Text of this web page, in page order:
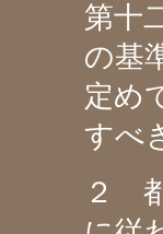
第十
の基
定め
すべ
２